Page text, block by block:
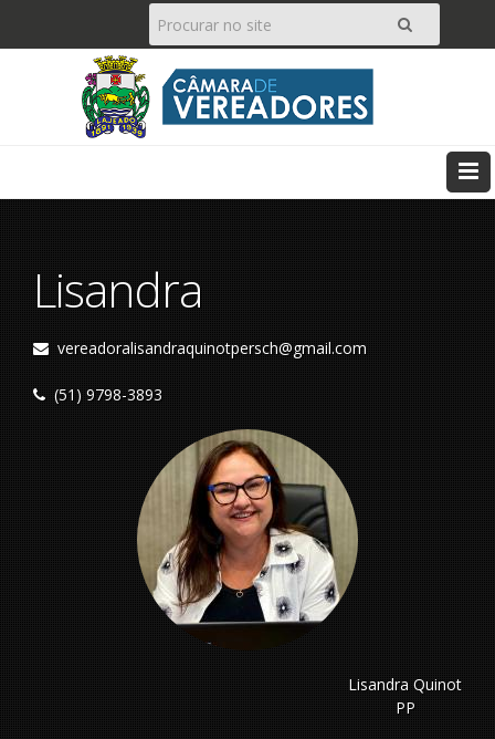
Pesquisar
Lisandra
vereadoralisandraquinotpersch@gmail.com
(51) 9798-3893
Lisandra Quinot
PP